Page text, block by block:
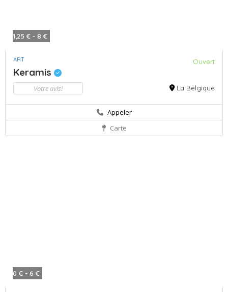
1,25 € - 8 €
ART Ouvert
Keramis
Votre avis! La Belgique
Appeler
Carte
0 € - 6 €